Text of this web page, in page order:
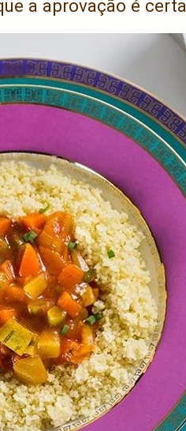
a aprovação é